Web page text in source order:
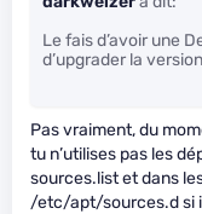
Le fais d’avoir une
d’upgrader la
Pas vraiment, du
tu n’utilises pas les
sources.list et dans
/etc/apt/sources.d si